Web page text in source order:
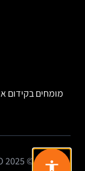
מומחים בקידום
© 2025 Dreamview SEO. כל הזכויות שמורות.